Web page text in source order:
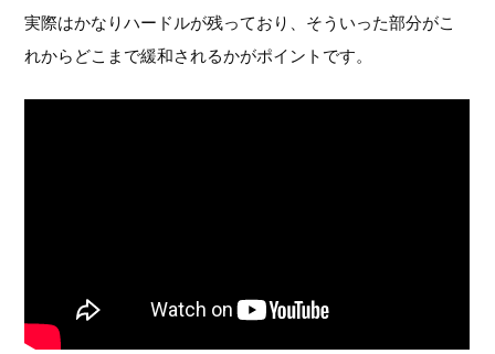
実際はかなりハードルが残っており、そういった部分がこ
れからどこまで緩和されるかがポイントです。